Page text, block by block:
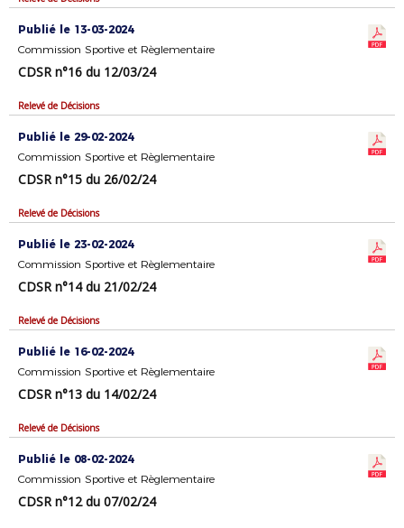
Publié le 13-03-2024
Commission Sportive et Règlementaire
CDSR n°16 du 12/03/24
Relevé de Décisions
Publié le 29-02-2024
Commission Sportive et Règlementaire
CDSR n°15 du 26/02/24
Relevé de Décisions
Publié le 23-02-2024
Commission Sportive et Règlementaire
CDSR n°14 du 21/02/24
Relevé de Décisions
Publié le 16-02-2024
Commission Sportive et Règlementaire
CDSR n°13 du 14/02/24
Relevé de Décisions
Publié le 08-02-2024
Commission Sportive et Règlementaire
CDSR n°12 du 07/02/24